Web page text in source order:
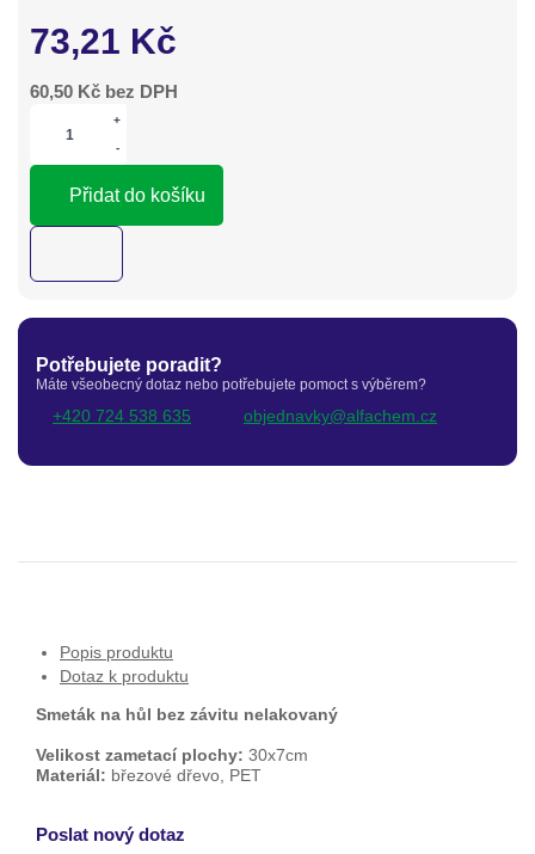
73,21 Kč
60,50 Kč bez DPH
+
-
Přidat do košíku
Potřebujete poradit?
Máte všeobecný dotaz nebo potřebujete pomoct s výběrem?
+420 724 538 635 objednavky@alfachem.cz
Popis produktu
Dotaz k produktu
Smeták na hůl bez závitu nelakovaný
Velikost zametací plochy: 30x7cm
Materiál: březové dřevo, PET
Poslat nový dotaz